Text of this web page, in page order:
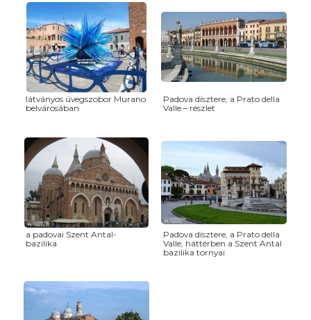
látványos üvegszobor Murano
belvárosában
Padova dísztere, a Prato della
Valle – részlet
a padovai Szent Antal-
bazilika
Padova dísztere, a Prato della
Valle, háttérben a Szent Antal
bazilika tornyai